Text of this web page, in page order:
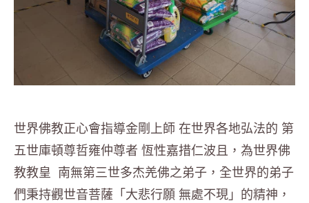
世界佛教正心會指導金剛上師 在世界各地弘法的 第
五世庫頓尊哲雍仲尊者 恆性嘉措仁波且，為世界佛
教教皇 南無第三世多杰羌佛之弟子，全世界的弟子
們秉持觀世音菩薩「大悲行願 無處不現」的精神，